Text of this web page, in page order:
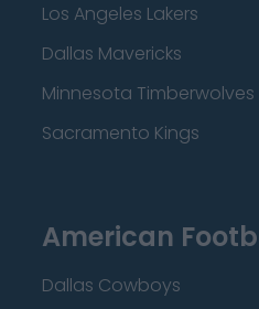
Los Angeles Lakers
Dallas Mavericks
Minnesota Timberwolves
Sacramento Kings
American
Dallas Cowboys